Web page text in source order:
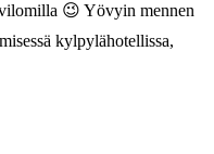
😉 Yövyin mennen
kylpylähotellissa,